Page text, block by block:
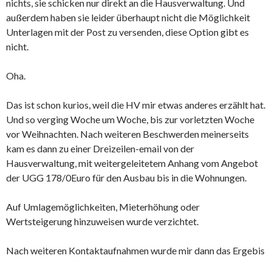
nichts, sie schicken nur direkt an die Hausverwaltung. Und
außerdem haben sie leider überhaupt nicht die Möglichkeit
Unterlagen mit der Post zu versenden, diese Option gibt es
nicht.
Oha.
Das ist schon kurios, weil die HV mir etwas anderes erzählt hat.
Und so verging Woche um Woche, bis zur vorletzten Woche
vor Weihnachten. Nach weiteren Beschwerden meinerseits
kam es dann zu einer Dreizeilen-email von der
Hausverwaltung, mit weitergeleitetem Anhang vom Angebot
der UGG 178/0Euro für den Ausbau bis in die Wohnungen.
Auf Umlagemöglichkeiten, Mieterhöhung oder
Wertsteigerung hinzuweisen wurde verzichtet.
Nach weiteren Kontaktaufnahmen wurde mir dann das Ergebis